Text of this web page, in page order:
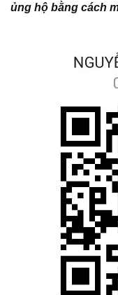
ủng hộ bằng cách